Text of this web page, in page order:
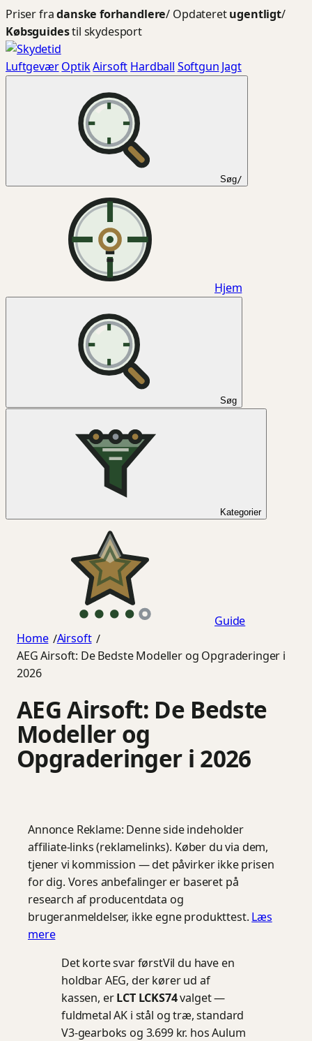
Spring
til
indhold
Priser fradanske forhandlere/ Opdateretugentligt/
Købsguidestil skydesport
Luftgevær OptikAirsoft Hardball Softgun Jagt
Søg/
Hjem
Søg
Kategorier
Guide
Home /Airsoft /
AEG Airsoft: De Bedste Modeller og Opgraderinger i
2026
AEG Airsoft: De Bedste
Modeller og
Opgraderinger i 2026
Annonce Reklame: Denne side indeholder
affiliate-links (reklamelinks). Køber du via dem,
tjener vi kommission — det påvirker ikke prisen
for dig. Vores anbefalinger er baseret på
research af producentdata og
brugeranmeldelser, ikke egne produkttest. Læs
mere
Det korte svar førstVil du have en
holdbar AEG, der kører ud af
kassen, erLCT LCKS74valget —
fuldmetal AK i stål og træ, standard
V3-gearboks og 3.699 kr. hos Aulum